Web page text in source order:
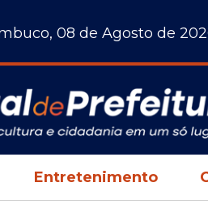
08 de Agosto de
Entretenimento